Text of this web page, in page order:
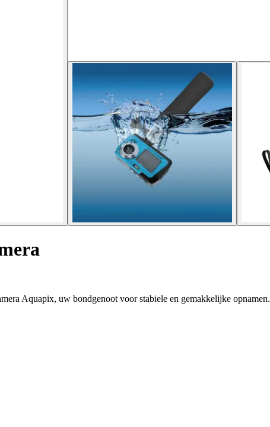
Aquapix, uw bondgenoot voor stabiele en gemakkelijke opnamen.